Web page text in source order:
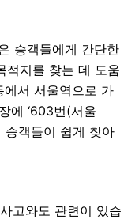
승객들에게 간단한
적지를 찾는 데 도움
서 서울역으로 가
에 ‘603번(서울
승객들이 쉽게 찾아
고와도 관련이 있습